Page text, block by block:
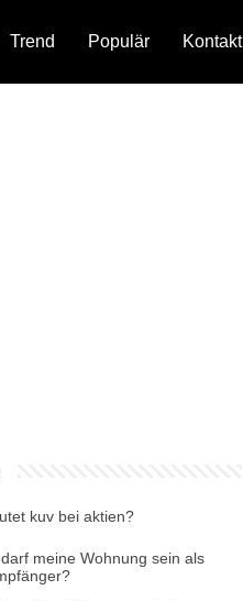
Trend Populär Kontakt
kuv bei aktien?
meine Wohnung sein als